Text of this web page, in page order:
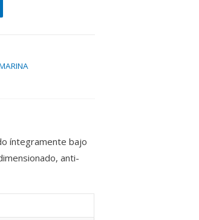
íntegramente bajo
anti-